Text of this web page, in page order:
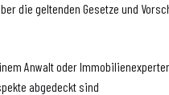
die geltenden Gesetze und
Anwalt oder
abgedeckt sind